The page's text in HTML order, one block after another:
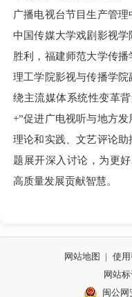
广播电视台节目生产管
中国传媒大学戏剧影视
胜利，福建师范大学传
理工学院影视与传播学
绕主流媒体系统性变革
+”促进广电视听与地方
理论和实践、文艺评论
题展开深入讨论，为更
高质量发展贡献智慧。
网站地图 | 使
网站
闽公网